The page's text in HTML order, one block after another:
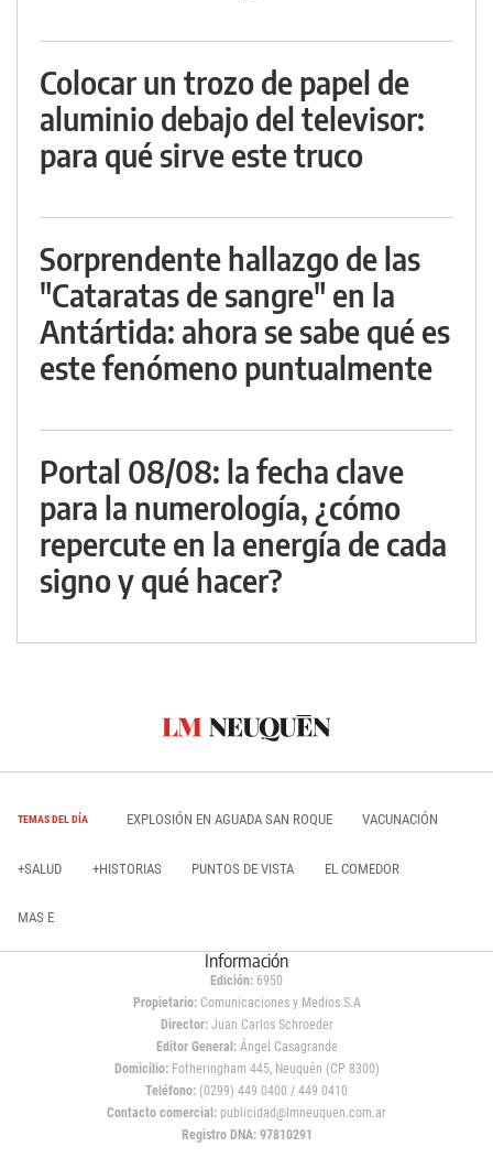
Colocar un trozo de papel de
aluminio debajo del televisor:
para qué sirve este truco
Sorprendente hallazgo de las
"Cataratas de sangre" en la
Antártida: ahora se sabe qué es
este fenómeno puntualmente
Portal 08/08: la fecha clave
para la numerología, ¿cómo
repercute en la energía de cada
signo y qué hacer?
TEMAS DEL DÍA EXPLOSIÓN EN AGUADA SAN ROQUE VACUNACIÓN
+SALUD +HISTORIAS PUNTOS DE VISTA EL COMEDOR
MAS E
Información
Edición: 6950
Propietario:Comunicaciones y Medios S.A
Director: Juan Carlos Schroeder
Editor General:Ángel Casagrande
Domicilio:Fotheringham 445, Neuquén (CP 8300)
Teléfono: (0299) 449 0400 / 449 0410
Contacto comercial: publicidad@lmneuquen.com.ar
Registro DNA: 97810291